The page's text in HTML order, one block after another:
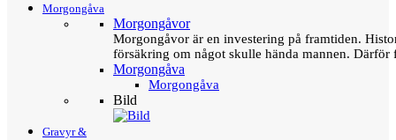
Morgongåva
Morgongåvor
Morgongåvor är en investering på framtiden.
försäkring om något skulle hända mannen.
Morgongåva
Morgongåva
Bild
Gravyr &